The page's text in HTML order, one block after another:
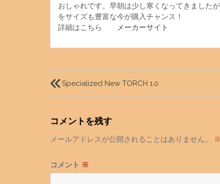
おしゃれです。早朝は少し寒くなってきました
をサイズも豊富な今が購入チャンス！
詳細はこちら
メーカーサイト
投
稿
ナ
ビ
ー
シ
ョ
Specialized New TORCH 1.0
コメントを残す
メールアドレスが公開されることはありません。
コメント ※